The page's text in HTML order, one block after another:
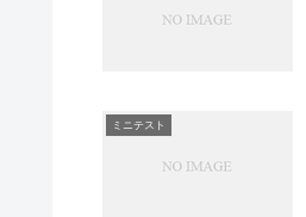
ミニテスト